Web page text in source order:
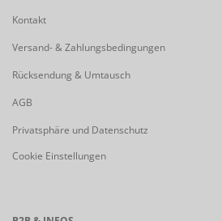
Kontakt
Versand- & Zahlungsbedingungen
Rücksendung & Umtausch
AGB
Privatsphäre und Datenschutz
Cookie Einstellungen